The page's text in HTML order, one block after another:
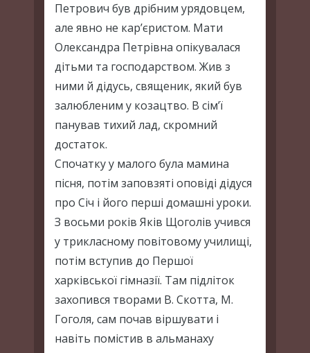
Петрович був дрібним урядовцем,
але явно не кар’єристом. Мати
Олександра Петрівна опікувалася
дітьми та господарством. Жив з
ними й дідусь, священик, який був
залюбленим у козацтво. В сім’ї
панував тихий лад, скромний
достаток.
Спочатку у малого була мамина
пісня, потім заповзяті оповіді дідуся
про Січ і його перші домашні уроки.
З восьми років Яків Щоголів учився
у трикласному повітовому училищі,
потім вступив до Першої
харківської гімназії. Там підліток
захопився творами В. Скотта, М.
Гоголя, сам почав віршувати і
навіть помістив в альманаху